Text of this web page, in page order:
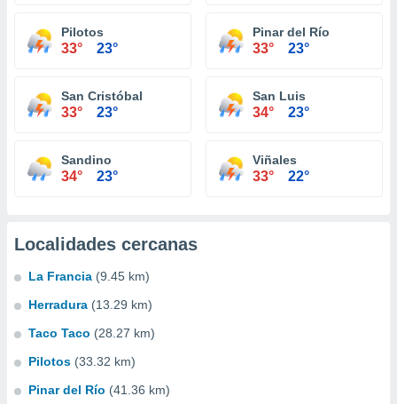
Pilotos
33° 23°
Pinar del Río
33° 23°
San Cristóbal
33° 23°
San Luis
34° 23°
Sandino
34° 23°
Viñales
33° 22°
Localidades cercanas
La Francia (9.45 km)
Herradura (13.29 km)
Taco Taco (28.27 km)
Pilotos (33.32 km)
Pinar del Río (41.36 km)